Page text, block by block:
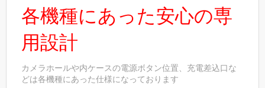
各機種にあった安心の専
用設計
カメラホールや内ケースの電源ボタン位置、充電差込口な
どは各機種にあった仕様になっております